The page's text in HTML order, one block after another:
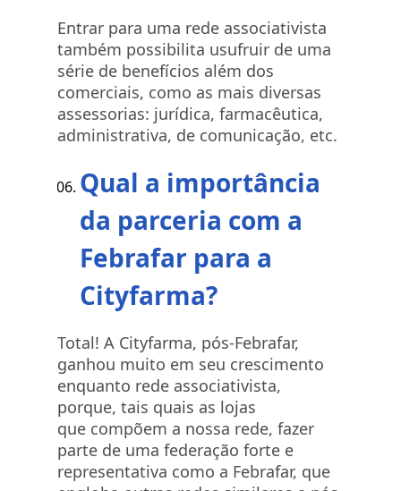
Entrar para uma rede associativista
também possibilita usufruir de uma
série de benefícios além dos
comerciais, como as mais diversas
assessorias: jurídica, farmacêutica,
administrativa, de comunicação, etc.
Qual a importância
da parceria com a
Febrafar para a
Cityfarma?
Total! A Cityfarma, pós-Febrafar,
ganhou muito em seu crescimento
enquanto rede associativista,
porque, tais quais as lojas
que compõem a nossa rede, fazer
parte de uma federação forte e
representativa como a Febrafar, que